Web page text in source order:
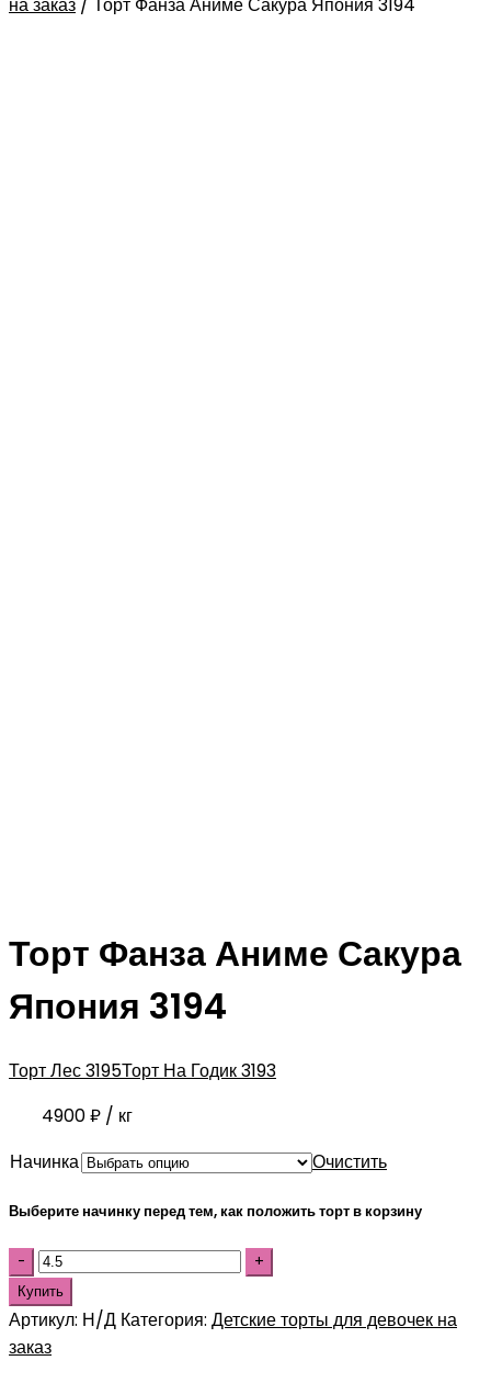
Торт Фанза Аниме Сакура
Япония 3194
Торт Лес 3195Торт На Годик 3193
4900₽ / кг
Начинка
Очистить
Выберите начинку перед тем, как положить торт в корзину
Купить
Артикул: Н/Д Категория: Детские торты для девочек на
заказ